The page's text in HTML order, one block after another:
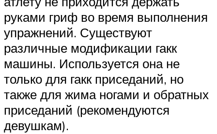
руками гриф во время выполнения
упражнений. Существуют
различные модификации гакк
машины. Используется она не
только для гакк приседаний, но
также для жима ногами и обратных
приседаний (рекомендуются
девушкам).